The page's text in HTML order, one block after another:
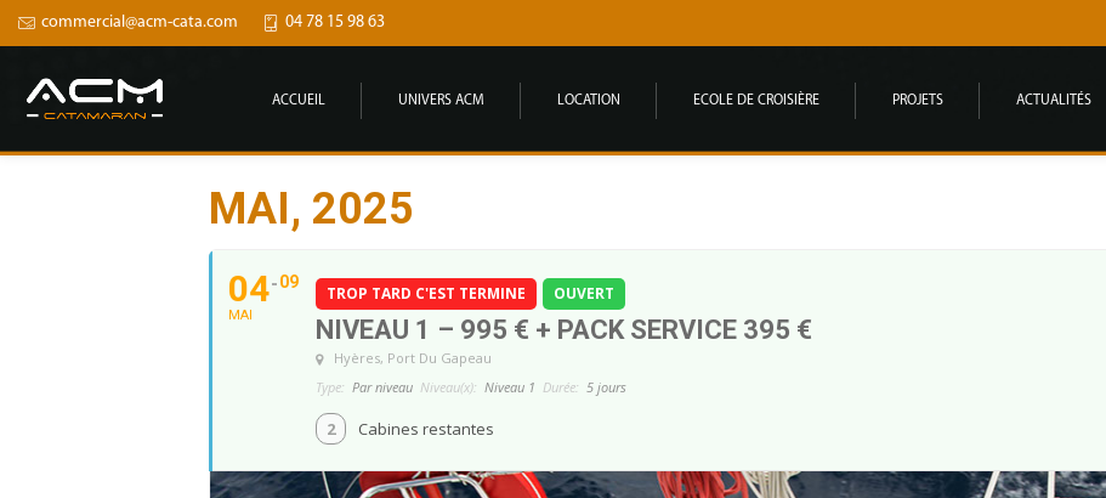
commercial@acm-cata.com 04 78 15 98 63
ACCUEIL UNIVERS ACM LOCATION ECOLE DE CROISIÈRE PROJETS ACTUALITÉS
MAI, 2025
04
MAI
09
TROP TARD C'EST TERMINE OUVERT
NIVEAU 1 – 995 € + PACK SERVICE 395 €
Hyères, Port Du Gapeau
Type: Par niveau Niveau(x): Niveau 1 Durée: 5 jours
2 Cabines restantes